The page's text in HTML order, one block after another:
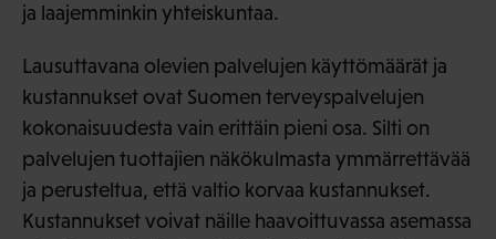
ja laajemminkin yhteiskuntaa.
Lausuttavana olevien palvelujen käyttömäärät ja
kustannukset ovat Suomen terveyspalvelujen
kokonaisuudesta vain erittäin pieni osa. Silti on
palvelujen tuottajien näkökulmasta ymmärrettävää
ja perusteltua, että valtio korvaa kustannukset.
Kustannukset voivat näille haavoittuvassa asemassa